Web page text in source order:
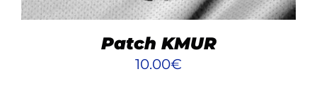
Patch KMUR
10.00€